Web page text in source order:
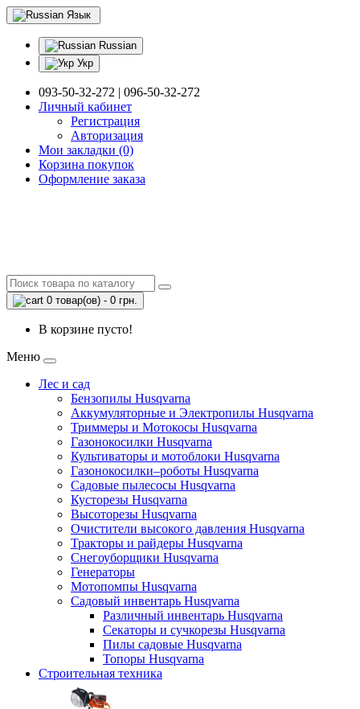
Язык
Russian
Укр
093-50-32-272 | 096-50-32-272
Личный кабинет
Регистрация
Авторизация
Мои закладки (0)
Корзина покупок
Оформление заказа
0 товар(ов) - 0 грн.
В корзине пусто!
Меню
Лес и сад
Бензопилы Husqvarna
Аккумуляторные и Электропилы Нusqvarna
Триммеры и Мотокосы Нusqvarna
Газонокосилки Husqvarna
Культиваторы и мотоблоки Husqvarna
Газонокосилки–роботы Husqvarna
Садовые пылесосы Husqvarna
Кусторезы Husqvarna
Высоторезы Husqvarna
Очистители высокого давления Husqvarna
Тракторы и райдеры Husqvarna
Снегоуборщики Husqvarna
Генераторы
Мотопомпы Husqvarna
Садовый инвентарь Husqvarna
Различный инвентарь Husqvarna
Секаторы и сучкорезы Husqvarna
Пилы садовые Husqvarna
Топоры Husqvarna
Строительная техника